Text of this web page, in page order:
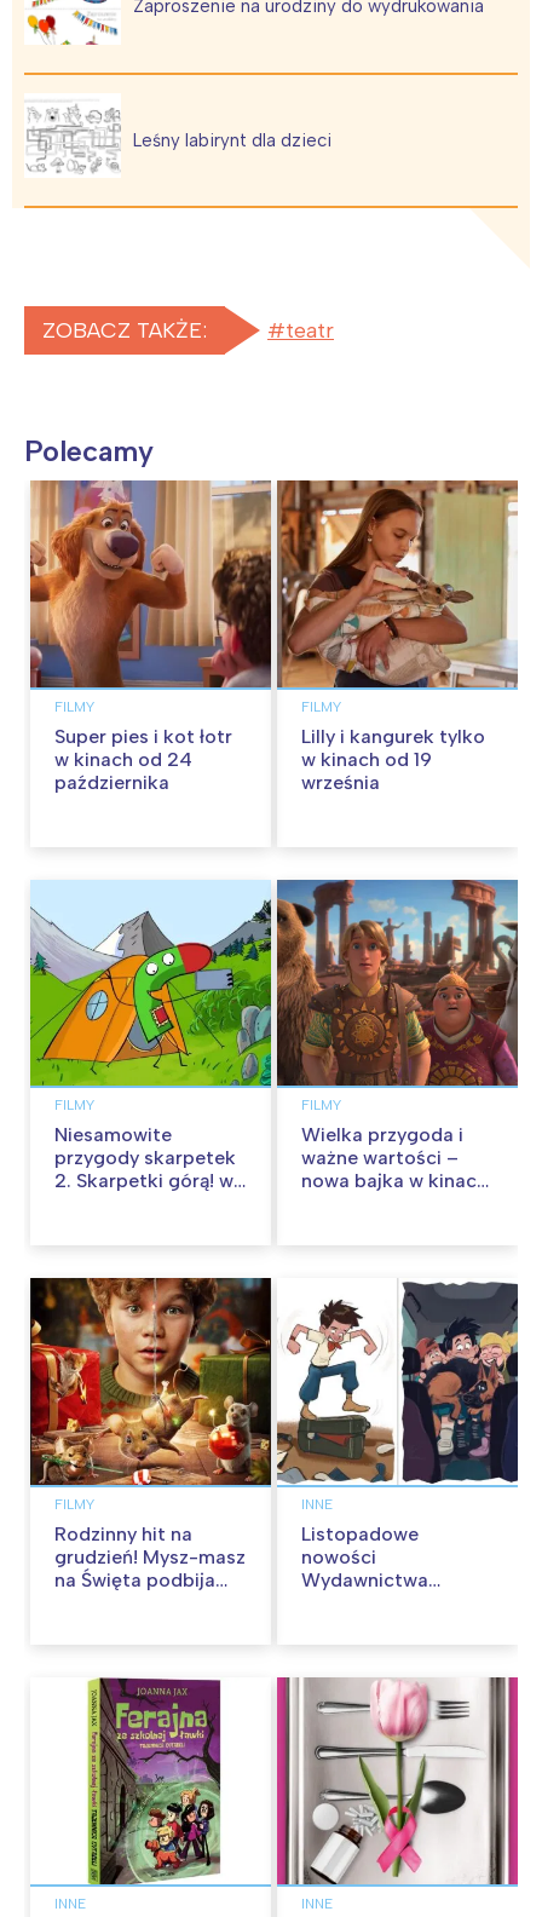
Zaproszenie na urodziny do wydrukowania
Leśny labirynt dla dzieci
ZOBACZ TAKŻE: teatr
Polecamy
FILMY
Super pies i kot łotr
w kinach od 24
października
FILMY
Lilly i kangurek tylko
w kinach od 19
września
FILMY
Niesamowite
przygody skarpetek
2. Skarpetki górą! w
FILMY
Wielka przygoda i
ważne wartości –
nowa bajka w kinach
FILMY
Rodzinny hit na
grudzień! Mysz-masz
na Święta podbija
INNE
Listopadowe
nowości
Wydawnictwa
INNE INNE